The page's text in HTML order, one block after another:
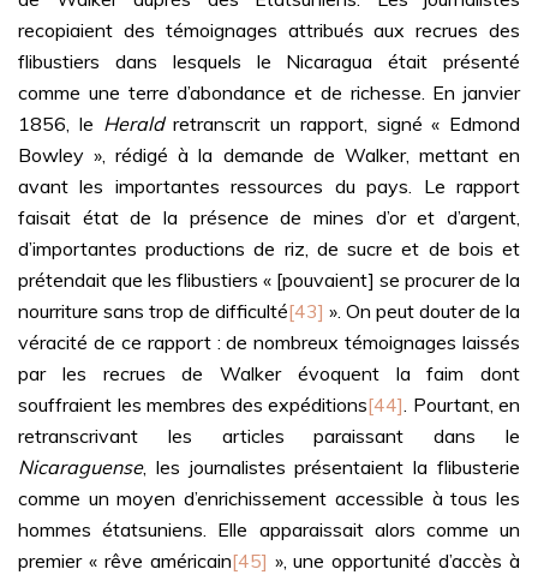
recopiaient des témoignages attribués aux recrues des
flibustiers dans lesquels le Nicaragua était présenté
comme une terre d’abondance et de richesse. En janvier
1856, le Heraldretranscrit un rapport, signé « Edmond
Bowley », rédigé à la demande de Walker, mettant en
avant les importantes ressources du pays. Le rapport
faisait état de la présence de mines d’or et d’argent,
d’importantes productions de riz, de sucre et de bois et
prétendait que les flibustiers « [pouvaient] se procurer de la
nourriture sans trop de difficulté[43] ». On peut douter de la
véracité de ce rapport : de nombreux témoignages laissés
par les recrues de Walker évoquent la faim dont
souffraient les membres des expéditions[44]. Pourtant, en
retranscrivant les articles paraissant dans le
Nicaraguense, les journalistes présentaient la flibusterie
comme un moyen d’enrichissement accessible à tous les
hommes étatsuniens. Elle apparaissait alors comme un
premier « rêve américain[45] », une opportunité d’accès à